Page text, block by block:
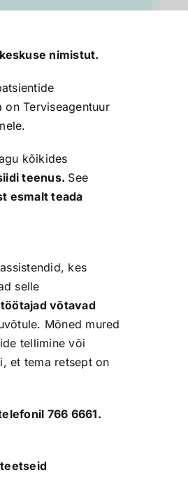
nimistut.
on Terviseagentuur
kõikides
teenus. See
esmalt teada
kes
selle
võtavad
Mõned mured
tellimine või
et tema retsept on
766 6661.